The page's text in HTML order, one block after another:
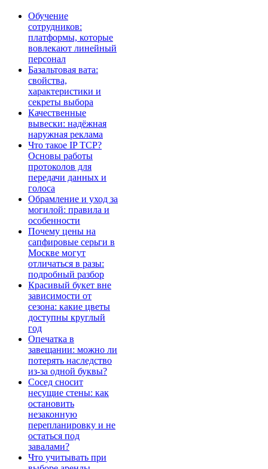
Обучение
сотрудников:
платформы, которые
вовлекают линейный
персонал
Базальтовая вата:
свойства,
характеристики и
секреты выбора
Качественные
вывески: надёжная
наружная реклама
Что такое IP TCP?
Основы работы
протоколов для
передачи данных и
голоса
Обрамление и уход за
могилой: правила и
особенности
Почему цены на
сапфировые серьги в
Москве могут
отличаться в разы:
подробный разбор
Красивый букет вне
зависимости от
сезона: какие цветы
доступны круглый
год
Опечатка в
завещании: можно ли
потерять наследство
из-за одной буквы?
Сосед сносит
несущие стены: как
остановить
незаконную
перепланировку и не
остаться под
завалами?
Что учитывать при